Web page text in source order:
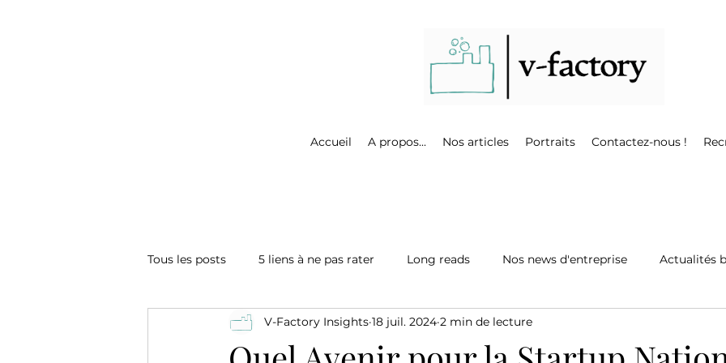
Accueil A propos... Nos articles Portraits Contactez-nous !
Tous les posts 5 liens à ne pas rater Long reads Nos news d'entreprise Actualités
V-Factory Insights 18 juil. 2024 2 min de lecture